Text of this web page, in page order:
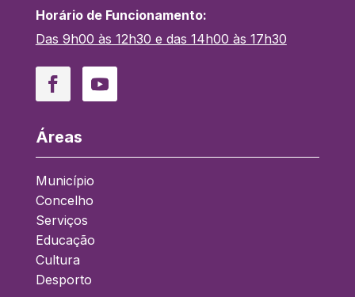
Horário de Funcionamento:
Das 9h00 às 12h30 e das 14h00 às 17h30
FacebookYouTube
Áreas
Município
Concelho
Serviços
Educação
Cultura
Desporto